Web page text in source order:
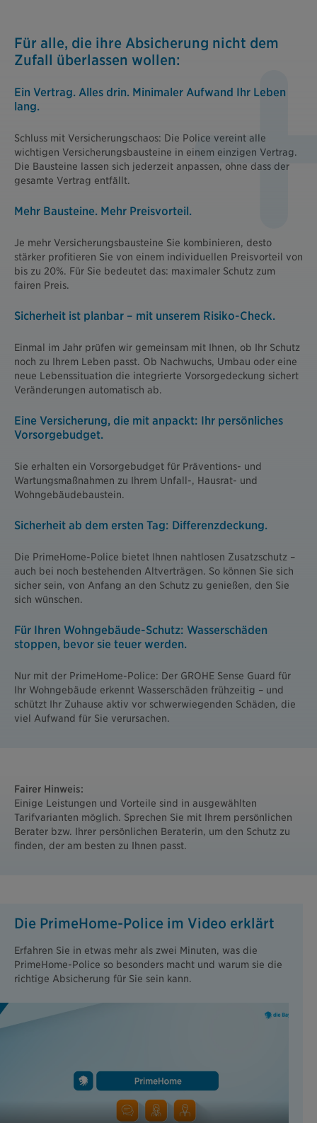
Für alle, die ihre Absicherung nicht dem
Zufall überlassen wollen:
Ein Vertrag. Alles drin. Minimaler Aufwand Ihr Leben
lang.
Schluss mit Versicherungschaos: Die Police vereint alle
wichtigen Versicherungsbausteine in einem einzigen Vertrag.
Die Bausteine lassen sich jederzeit anpassen, ohne dass der
gesamte Vertrag entfällt.
Mehr Bausteine. Mehr Preisvorteil.
Je mehr Versicherungsbausteine Sie kombinieren, desto
stärker profitieren Sie von einem individuellen Preisvorteil von
bis zu 20%. Für Sie bedeutet das: maximaler Schutz zum
fairen Preis.
Sicherheit ist planbar – mit unserem Risiko-Check.
Einmal im Jahr prüfen wir gemeinsam mit Ihnen, ob Ihr Schutz
noch zu Ihrem Leben passt. Ob Nachwuchs, Umbau oder eine
neue Lebenssituation die integrierte Vorsorgedeckung sichert
Veränderungen automatisch ab.
Eine Versicherung, die mit anpackt: Ihr persönliches
Vorsorgebudget.
Sie erhalten ein Vorsorgebudget für Präventions- und
Wartungsmaßnahmen zu Ihrem Unfall-, Hausrat- und
Wohngebäudebaustein.
Sicherheit ab dem ersten Tag: Differenzdeckung.
Die PrimeHome-Police bietet Ihnen nahtlosen Zusatzschutz –
auch bei noch bestehenden Altverträgen. So können Sie sich
sicher sein, von Anfang an den Schutz zu genießen, den Sie
sich wünschen.
Für Ihren Wohngebäude-Schutz: Wasserschäden
stoppen, bevor sie teuer werden.
Nur mit der PrimeHome-Police: Der GROHE Sense Guard für
Ihr Wohngebäude erkennt Wasserschäden frühzeitig – und
schützt Ihr Zuhause aktiv vor schwerwiegenden Schäden, die
viel Aufwand für Sie verursachen.
Fairer Hinweis:
Einige Leistungen und Vorteile sind in ausgewählten
Tarifvarianten möglich. Sprechen Sie mit Ihrem persönlichen
Berater bzw. Ihrer persönlichen Beraterin, um den Schutz zu
finden, der am besten zu Ihnen passt.
Die PrimeHome-Police im Video erklärt
Erfahren Sie in etwas mehr als zwei Minuten, was die
PrimeHome-Police so besonders macht und warum sie die
richtige Absicherung für Sie sein kann.